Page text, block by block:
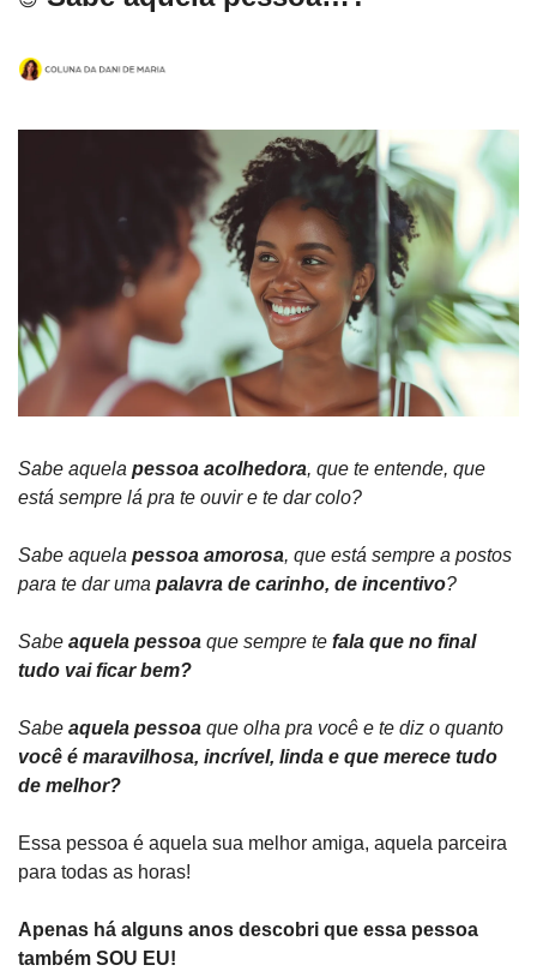
Sabe aquela pessoa acolhedora, que te entende, que
está sempre lá pra te ouvir e te dar colo?
Sabe aquela pessoa amorosa, que está sempre a postos
para te dar uma palavra de carinho, de incentivo?
Sabe aquela pessoa que sempre te fala que no final
tudo vai ficar bem?
Sabe aquela pessoa que olha pra você e te diz o quanto
você é maravilhosa, incrível, linda e que merece tudo
de melhor?
Essa pessoa é aquela sua melhor amiga, aquela parceira
para todas as horas!
Apenas há alguns anos descobri que essa pessoa
também SOU EU!